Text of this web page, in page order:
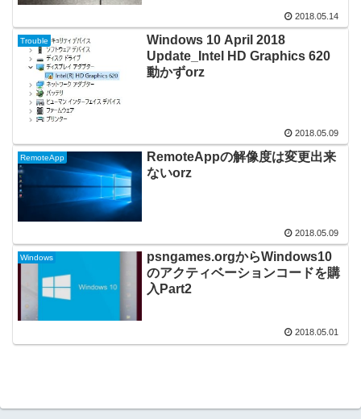
2018.05.14
Trouble
Windows 10 April 2018
Update_Intel HD Graphics 620
動かずorz
2018.05.09
RemoteApp
RemoteAppの解像度は変更出来
ないorz
2018.05.09
Windows
psngames.orgからWindows10
のアクティベーションコードを購
入Part2
2018.05.01